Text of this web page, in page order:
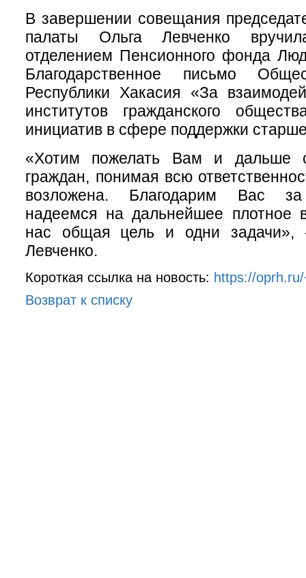
В завершении совещания
палаты Ольга Левченко
отделением Пенсионного фонда
Благодарственное письмо
Республики Хакасия «За
институтов гражданского
инициатив в сфере поддержки
«Хотим пожелать Вам и дальше
граждан, понимая всю
возложена. Благодарим Вас за
надеемся на дальнейшее плотное
нас общая цель и одни задачи»,
Левченко.
Короткая ссылка на новость: https://
Возврат к списку